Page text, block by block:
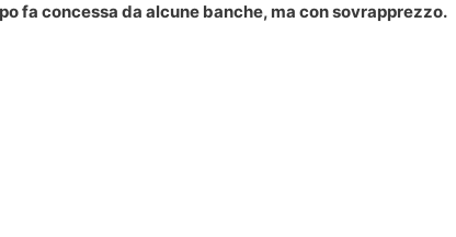
fa concessa da alcune banche, ma con sovrapprezzo.